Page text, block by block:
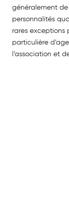
généralement
personnalités
rares exceptions
particulière
l’association et